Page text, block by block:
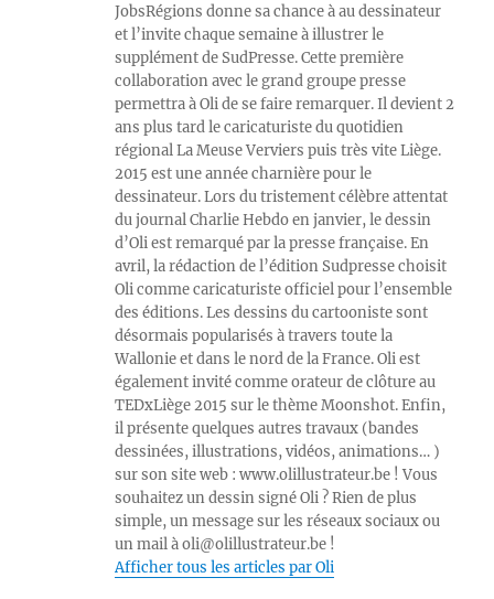
JobsRégions donne sa chance à au dessinateur
et l’invite chaque semaine à illustrer le
supplément de SudPresse. Cette première
collaboration avec le grand groupe presse
permettra à Oli de se faire remarquer. Il devient 2
ans plus tard le caricaturiste du quotidien
régional La Meuse Verviers puis très vite Liège.
2015 est une année charnière pour le
dessinateur. Lors du tristement célèbre attentat
du journal Charlie Hebdo en janvier, le dessin
d’Oli est remarqué par la presse française. En
avril, la rédaction de l’édition Sudpresse choisit
Oli comme caricaturiste officiel pour l’ensemble
des éditions. Les dessins du cartooniste sont
désormais popularisés à travers toute la
Wallonie et dans le nord de la France. Oli est
également invité comme orateur de clôture au
TEDxLiège 2015 sur le thème Moonshot. Enfin,
il présente quelques autres travaux (bandes
dessinées, illustrations, vidéos, animations… )
sur son site web : www.olillustrateur.be ! Vous
souhaitez un dessin signé Oli ? Rien de plus
simple, un message sur les réseaux sociaux ou
un mail à oli@olillustrateur.be !
Afficher tous les articles par Oli